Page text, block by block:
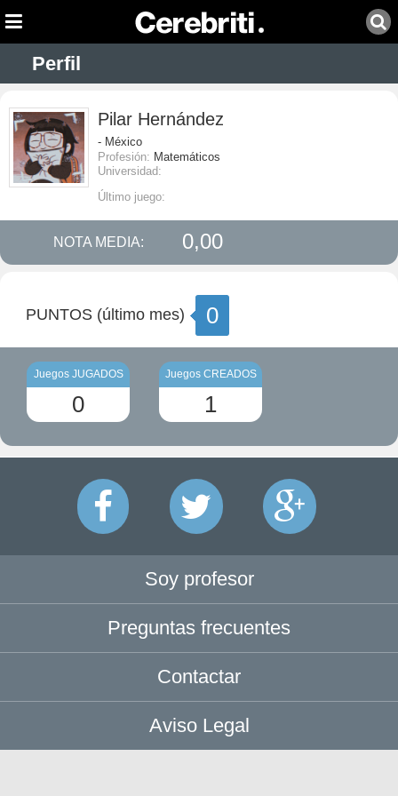
Perfil
Pilar Hernández
- México
Profesión: Matemáticos
Universidad:
Último juego:
NOTA MEDIA: 0,00
PUNTOS (último mes) 0
Juegos JUGADOS
0
Juegos CREADOS
1
Soy profesor
Preguntas frecuentes
Contactar
Aviso Legal